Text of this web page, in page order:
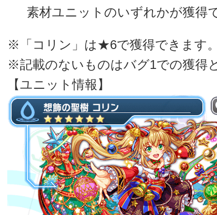
素材ユニットのいずれかが獲得
※「コリン」は★6で獲得できます
※記載のないものはバグ1での獲得
【ユニット情報】